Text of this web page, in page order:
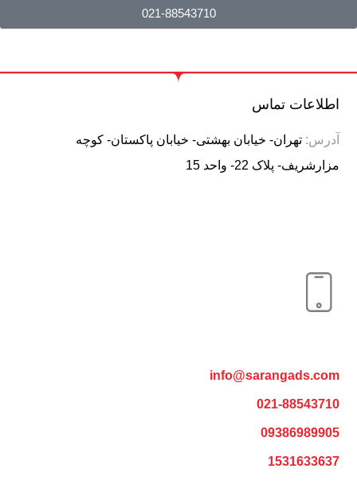
021-88543710
اطلاعات تماس
آدرس: تهران- خیابان بهشتی- خیابان پاکستان- کوچه
مزارشریف- پلاک 22- واحد 15
info@sarangads.com
021-88543710
09386989905
1531633637